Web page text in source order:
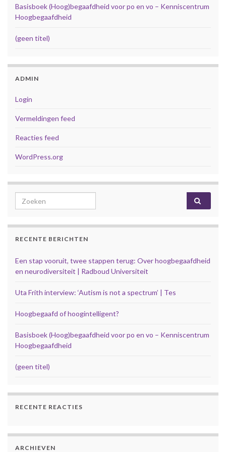
Basisboek (Hoog)begaafdheid voor po en vo – Kenniscentrum
Hoogbegaafdheid
(geen titel)
ADMIN
Login
Vermeldingen feed
Reacties feed
WordPress.org
Search for:
RECENTE BERICHTEN
Een stap vooruit, twee stappen terug: Over hoogbegaafdheid
en neurodiversiteit | Radboud Universiteit
Uta Frith interview: ‘Autism is not a spectrum’ | Tes
Hoogbegaafd of hoogintelligent?
Basisboek (Hoog)begaafdheid voor po en vo – Kenniscentrum
Hoogbegaafdheid
(geen titel)
RECENTE REACTIES
ARCHIEVEN